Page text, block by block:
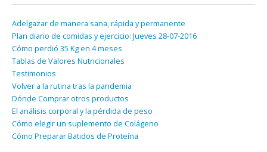
Adelgazar de manera sana, rápida y permanente
Plan diario de comidas y ejercicio: Jueves 28-07-2016
Cómo perdió 35 Kg en 4 meses
Tablas de Valores Nutricionales
Testimonios
Volver a la rutina tras la pandemia
Dónde Comprar otros productos
El análisis corporal y la pérdida de peso
Cómo elegir un suplemento de Colágeno
Cómo Preparar Batidos de Proteína